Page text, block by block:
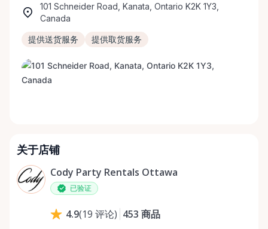
101 Schneider Road, Kanata, Ontario K2K 1Y3,
Canada
提供送货服务 提供取货服务
关于店铺
Cody Party Rentals Ottawa
已验证
4.9(19 评论) 453 商品